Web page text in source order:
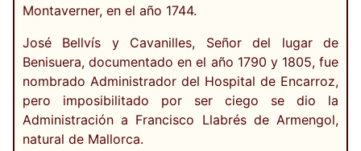
Montaverner, en el año 1744.
José Bellvís y Cavanilles, Señor del lugar de
Benisuera, documentado en el año 1790 y 1805, fue
nombrado Administrador del Hospital de Encarroz,
pero imposibilitado por ser ciego se dio la
Administración a Francisco Llabrés de Armengol,
natural de Mallorca.